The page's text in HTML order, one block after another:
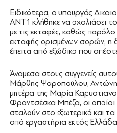
Ειδικότερα, ο υπουργός
ΑΝΤ1 κλήθηκε να σχολιάσει
με τις εκταφές, καθώς
εκταφής ορισμένων σορών, η
έπειτα από εξώδικο που
Άναμεσα στους συγγενείς
Μάρθης Ψαροπούλου,
μητέρα της Μαρία
Φραντσέσκα Μπέζα, οι οποίοι
σταλούν στο εξωτερικό και τα
από εργαστήρια εκτός